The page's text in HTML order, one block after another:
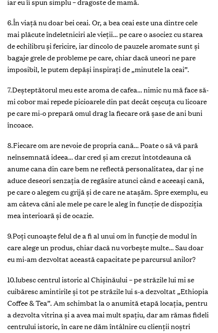
iar eu îi spun simplu – dragoste de mamă.
6.În viață nu doar bei ceai. Or, a bea ceai este una dintre cele
mai plăcute îndeletniciri ale vieții… pe care o asociez cu starea
de echilibru și fericire, iar dincolo de pauzele aromate sunt și
bagaje grele de probleme pe care, chiar dacă uneori ne pare
imposibil, le putem depăși inspirați de „minutele la ceai”.
7.Deșteptătorul meu este aroma de cafea… nimic nu mă face să-
mi cobor mai repede picioarele din pat decât ceșcuța cu licoare
pe care mi-o prepară omul drag la fiecare oră șase de ani buni
încoace.
8.Fiecare om are nevoie de propria cană… Poate o să vă pară
neînsemnată ideea… dar cred și am crezut întotdeauna că
anume cana din care bem ne reflectă personalitatea, dar și ne
aduce deseori senzația de regăsire atunci când e aceeași cană,
pe care o alegem cu grijă și de care ne atașăm. Spre exemplu, eu
am câteva căni ale mele pe care le aleg în funcție de dispoziția
mea interioară și de ocazie.
9.Poți cunoaște felul de a fi al unui om în funcție de modul în
care alege un produs, chiar dacă nu vorbește multe… Sau doar
eu mi-am dezvoltat această capacitate pe parcursul anilor?
10.Iubesc centrul istoric al Chișinăului – pe străzile lui mi se
cuibăresc amintirile și tot pe străzile lui s-a dezvoltat „Ethiopia
Coffee & Tea”. Am schimbat la o anumită etapă locația, pentru
a dezvolta vitrina și a avea mai mult spațiu, dar am rămas fideli
centrului istoric, în care ne dăm întâlnire cu clienții noștri